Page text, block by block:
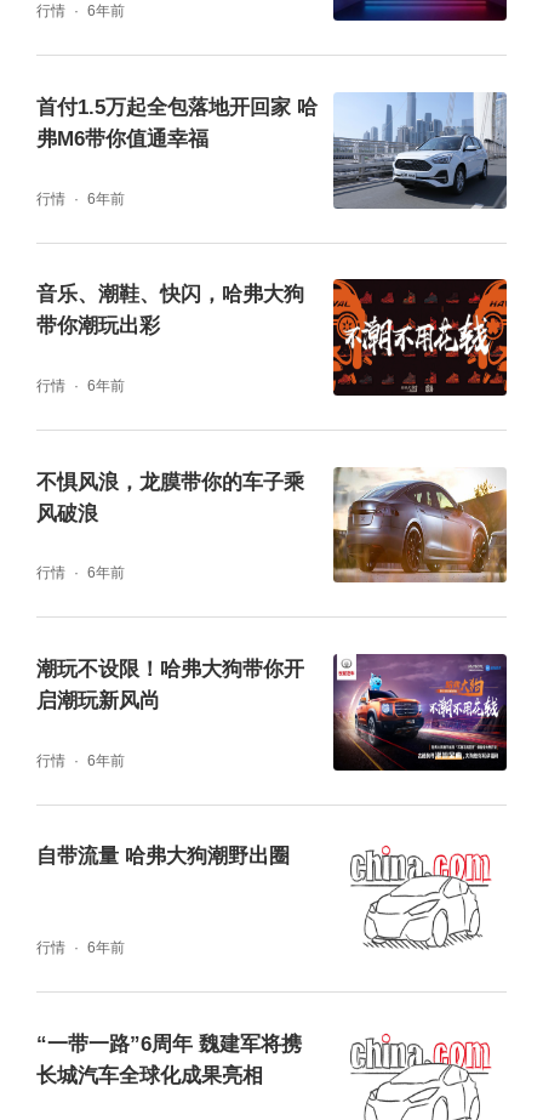
行情 6年前
首付1.5万起全包落地开回家 哈
弗M6带你值通幸福
行情 6年前
音乐、潮鞋、快闪，哈弗大狗
带你潮玩出彩
行情 6年前
不惧风浪，龙膜带你的车子乘
风破浪
行情 6年前
潮玩不设限！哈弗大狗带你开
启潮玩新风尚
行情 6年前
自带流量 哈弗大狗潮野出圈
行情 6年前
“一带一路”6周年 魏建军将携
长城汽车全球化成果亮相